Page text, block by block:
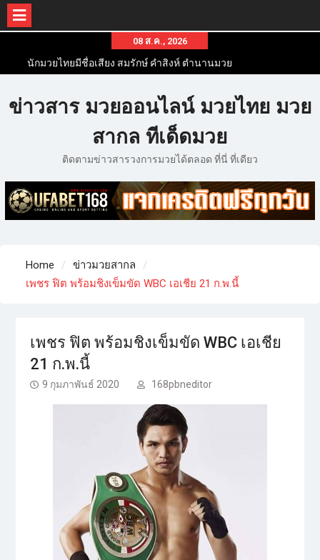
08 ส.ค., 2026
นักมวยไทยมีชื่อเสียง สมรักษ์ คำสิงห์ ตำนานมวย
นักมวยไทยชื่อดัง สุดยอดนักมวยไทยที่ดังไปทั่วโลก
ข่าวมวยไทยโครตฮอต เว็บข่าวมวยในทุกๆแวดวงมี
ข่าวสารวงการมวยมากมาย
ข่าวสาร มวยออนไลน์ มวยไทย มวย
สากล ทีเด็ดมวย
ติดตามข่าวสารวงการมวยได้ตลอด ที่นี่ ที่เดียว
Home
ข่าวมวยสากล
เพชร ฟิต พร้อมชิงเข็มขัด WBC เอเชีย 21 ก.พ.นี้
เพชร ฟิต พร้อมชิงเข็มขัด WBC เอเชีย
21 ก.พ.นี้
9 กุมภาพันธ์ 2020 168pbneditor